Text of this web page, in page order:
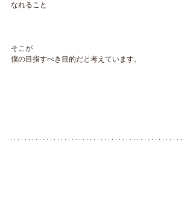
なれること
そこが
僕の目指すべき目的だと考えています。